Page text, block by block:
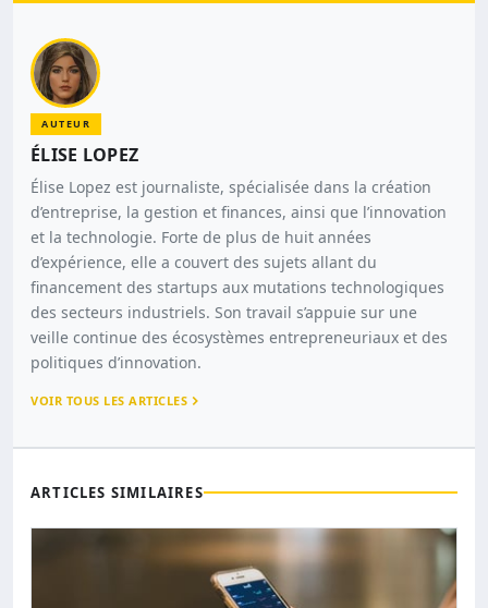
AUTEUR
ÉLISE LOPEZ
Élise Lopez est journaliste, spécialisée dans la création
d’entreprise, la gestion et finances, ainsi que l’innovation
et la technologie. Forte de plus de huit années
d’expérience, elle a couvert des sujets allant du
financement des startups aux mutations technologiques
des secteurs industriels. Son travail s’appuie sur une
veille continue des écosystèmes entrepreneuriaux et des
politiques d’innovation.
VOIR TOUS LES ARTICLES
ARTICLES SIMILAIRES